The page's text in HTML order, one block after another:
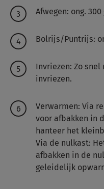
Afwegen: ong. 300
Bolrijs/Puntrijs:
Invriezen: Zo
invriezen.
Verwarmen: Via
voor afbakken in
hanteer het
Via de nulkast:
afbakken in de
geleidelijk